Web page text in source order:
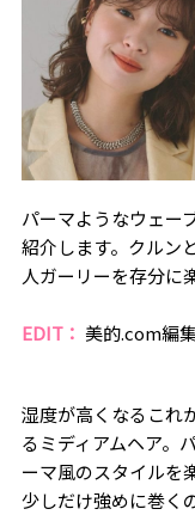
パーマようなウェー
紹介します。クルン
人ガーリーを存分に
EDIT： 美的.com編
湿度が高くなるこれ
るミディアムヘア。
ーマ風のスタイルを
少しだけ強めに巻く